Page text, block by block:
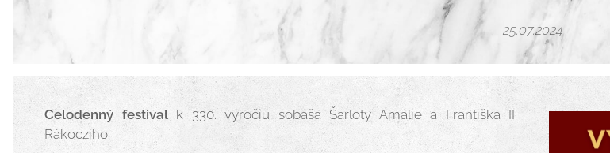
25.07.2024
Celodenný festival k 330. výročiu sobáša Šarloty Amálie a Františka II.
Rákocziho.